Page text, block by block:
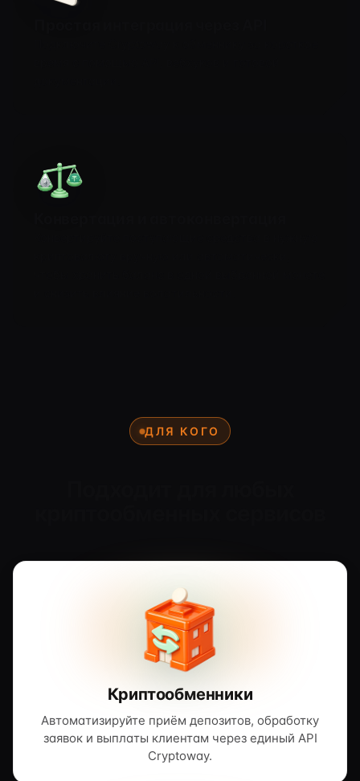
ДЛЯ КОГО
Криптообменники
Автоматизируйте приём депозитов, обработку
заявок и выплаты клиентам через единый API
Cryptoway.